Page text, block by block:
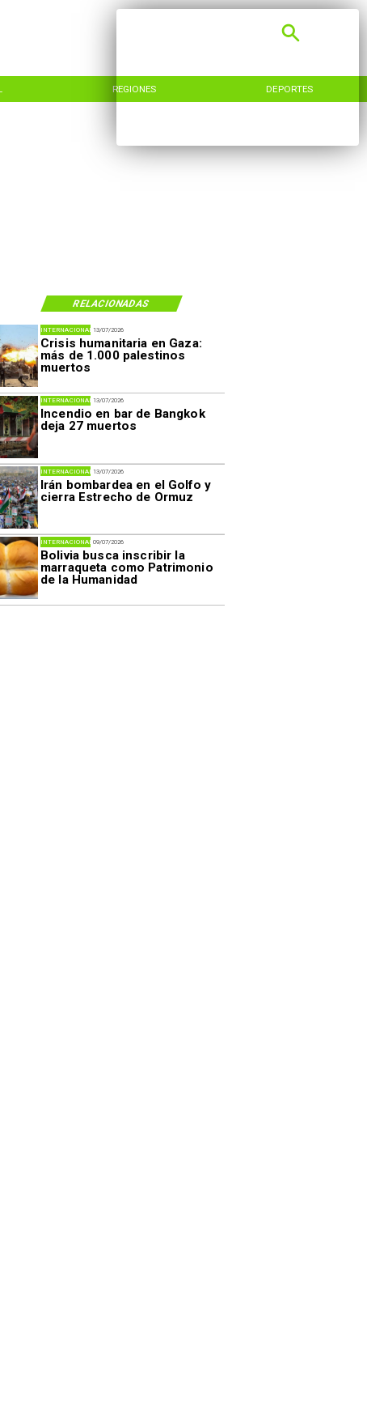
REGIONES DEPORTES
RELACIONADAS
13/07/2026
Crisis humanitaria en Gaza:
más de 1.000 palestinos
muertos
INTERNACIONAL
13/07/2026
Incendio en bar de Bangkok
deja 27 muertos
INTERNACIONAL
13/07/2026
Irán bombardea en el Golfo y
cierra Estrecho de Ormuz
INTERNACIONAL
09/07/2026
Bolivia busca inscribir la
marraqueta como Patrimonio
de la Humanidad
INTERNACIONAL